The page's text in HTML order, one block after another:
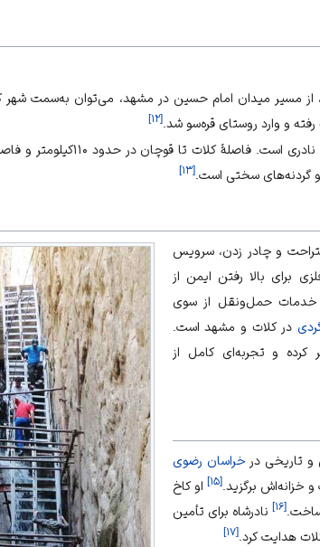
از مسیر میدان امام حسین در مشهد، می‌توان به‌سمت شهر
[۱۲]
و درگز به‌سمت کلات نادری است.
[۱۳]
و چادر زدن، سرویس
برای بالا رفتن ایمن از
آلاچیق‌ها در فاصلهٔ ۲ کیلومتری، خدمات حمل‌ونقل از سوی
در کلات و مشهد است.
کرده و تجربه‌ای کامل از
و تاریخی درخراسان رضوی
خزانه‌اش برگزید. [۱۵]اوکاخ
[۱۶]نادرشاه برای تأمین
هدایت کرد. [۱۷]